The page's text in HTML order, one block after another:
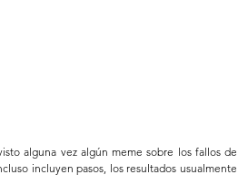
alguna vez algún meme sobre los fallos de
incluyen pasos, los resultados usualmente